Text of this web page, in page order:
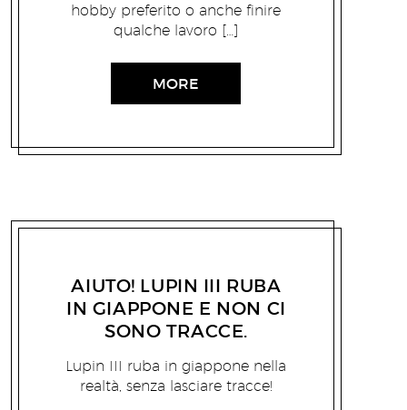
hobby preferito o anche finire
qualche lavoro […]
MORE
AIUTO! LUPIN III RUBA
IN GIAPPONE E NON CI
SONO TRACCE.
Lupin III ruba in giappone nella
realtà, senza lasciare tracce!